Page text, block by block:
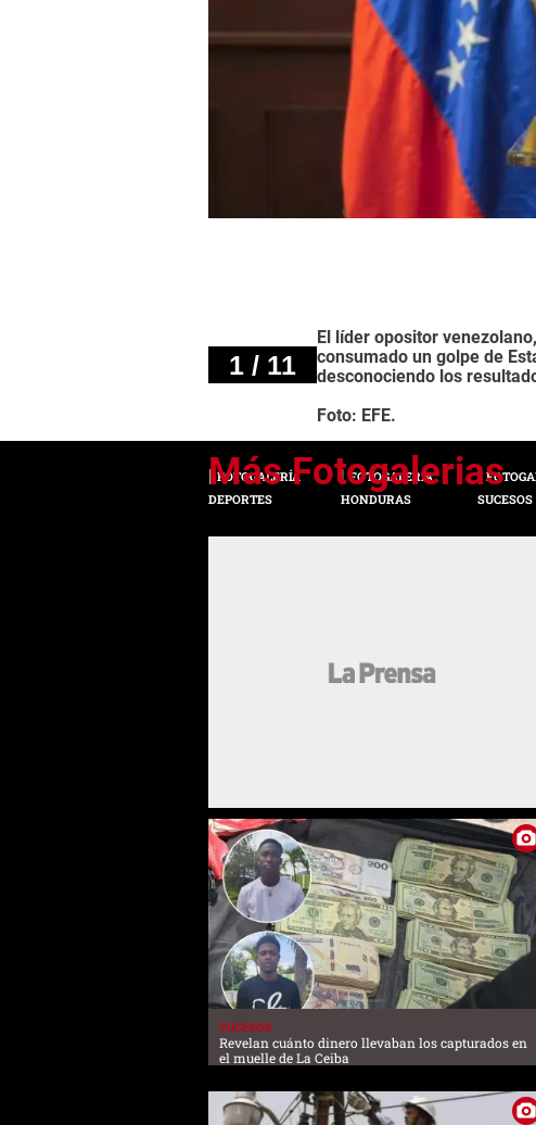
1 / 11
El líder opositor
consumado un golpe de
desconociendo los
Foto: EFE.
FOTOGALERÍA
DEPORTES
FOTOGALERÍA
HONDURAS
SUCESOS
SUCESOS
Revelan cuánto dinero llevaban los capturados en
el muelle de La Ceiba